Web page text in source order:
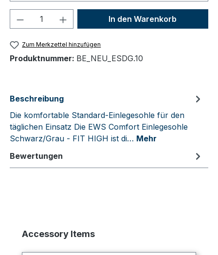
Produkt Anzahl: Gib denIn den Warenkorb
Zum Merkzettel hinzufügen
Produktnummer: BE_NEU_ESDG.10
Beschreibung
Die komfortable Standard-Einlegesohle für den
täglichen Einsatz Die EWS Comfort Einlegesohle
Schwarz/Grau - FIT HIGH ist di… Mehr
Bewertungen
Produktgalerie überspringen
Accessory Items